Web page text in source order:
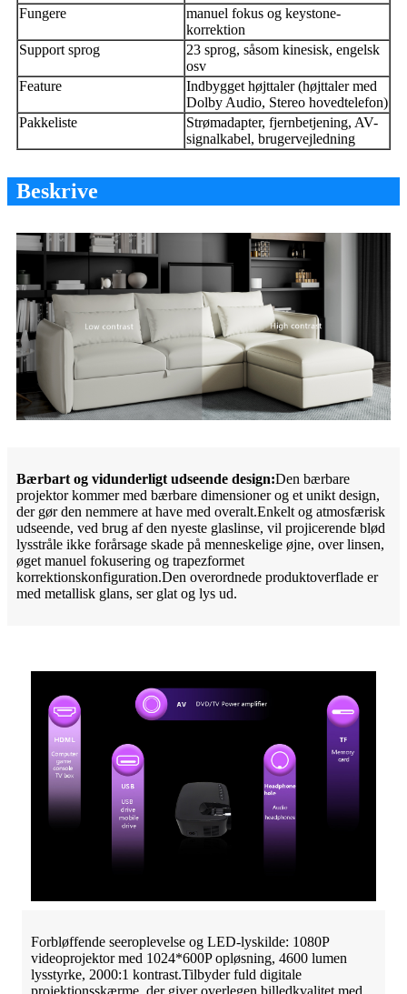
Fungere
manuel fokus og keystone-
korrektion
Support sprog
23 sprog, såsom kinesisk, engelsk
osv
Feature
Indbygget højttaler (højttaler med
Dolby Audio, Stereo hovedtelefon)
Pakkeliste
Strømadapter, fjernbetjening, AV-
signalkabel, brugervejledning
Beskrive
Bærbart og vidunderligt udseende design:Den bærbare
projektor kommer med bærbare dimensioner og et unikt design,
der gør den nemmere at have med overalt.Enkelt og atmosfærisk
udseende, ved brug af den nyeste glaslinse, vil projicerende blød
lysstråle ikke forårsage skade på menneskelige øjne, over linsen,
øget manuel fokusering og trapezformet
korrektionskonfiguration.Den overordnede produktoverflade er
med metallisk glans, ser glat og lys ud.
Forbløffende seeroplevelse og LED-lyskilde: 1080P
videoprojektor med 1024*600P opløsning, 4600 lumen
lysstyrke, 2000:1 kontrast.Tilbyder fuld digitale
projektionsskærme, der giver overlegen billedkvalitet med